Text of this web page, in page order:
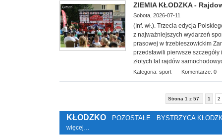
ZIEMIA KŁODZKA -
Sobota, 2026-07-11
(Inf. wł.). Trzecia edycja
z najważniejszych wydarzeń
prasowej w trzebieszowickim
przedstawili pierwsze
złotych lat rajdów
Kategoria: sport Komentarze: 0
Strona 1 z 57 1 2
KŁODZKO POZOSTAŁE BYSTRZYCA
więcej…